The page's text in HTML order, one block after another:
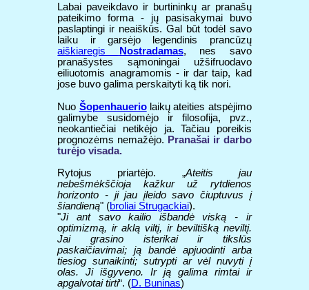
Labai paveikdavo ir burtininkų ar pranašų
pateikimo forma - jų pasisakymai buvo
paslaptingi ir neaiškūs. Gal būt todėl savo
laiku ir garsėjo legendinis prancūzų
aiškiaregis
Nostradamas, nes savo
pranašystes sąmoningai užšifruodavo
eiliuotomis anagramomis - ir dar taip, kad
jose buvo galima perskaityti ką tik nori.
Nuo Šopenhaueriolaikų ateities atspėjimo
galimybe susidomėjo ir filosofija, pvz.,
neokantiečiai netikėjo ja. Tačiau poreikis
prognozėms nemažėjo. Pranašai ir darbo
turėjo visada.
Rytojus priartėjo. „Ateitis jau
nebešmėkščioja kažkur už rytdienos
horizonto - ji jau įleido savo čiuptuvus į
šiandieną" (broliai Strugackiai).
"Ji ant savo kailio išbandė viską - ir
optimizmą, ir aklą viltį, ir beviltišką neviltį.
Jai grasino isterikai ir tikslūs
paskaičiavimai; ją bandė apjuodinti arba
tiesiog sunaikinti; sutrypti ar vėl nuvyti į
olas. Ji išgyveno. Ir ją galima rimtai ir
apgalvotai tirti“. (D. Buninas)